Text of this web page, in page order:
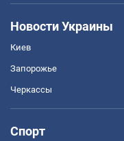
Новости Украины
Киев
Запорожье
Черкассы
Спорт